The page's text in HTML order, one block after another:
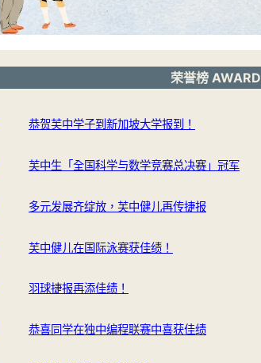
荣誉榜 AWARD
恭贺芙中学子到新加坡大学报到！
芙中生「全国科学与数学竞赛总决赛」冠军
多元发展齐绽放，芙中健儿再传捷报
芙中健儿在国际泳赛获佳绩！
羽球捷报再添佳绩！
恭喜同学在独中编程联赛中喜获佳绩